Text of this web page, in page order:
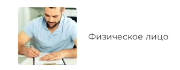
Физическое лицо